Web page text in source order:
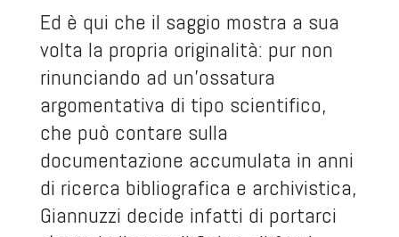
Ed è qui che il saggio mostra a sua
volta la propria originalità: pur non
rinunciando ad un’ossatura
argomentativa di tipo scientifico,
che può contare sulla
documentazione accumulata in anni
di ricerca bibliografica e archivistica,
Giannuzzi decide infatti di portarci